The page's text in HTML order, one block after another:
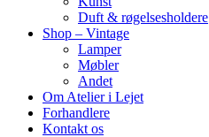
Duft & røgelsesholdere
Shop – Vintage
Lamper
Møbler
Andet
Om Atelier i Lejet
Forhandlere
Kontakt os